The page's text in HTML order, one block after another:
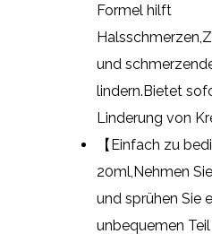
Formel hilft
und
lindern.Bietet
Linderung von
【Einfach zu
20ml,Nehmen
und sprühen Sie
unbequemen